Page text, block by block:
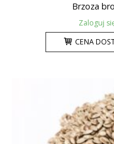
Brzoza
Zaloguj
CENA